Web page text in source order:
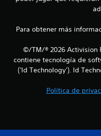
Para obtener más
©/TM/® 2026 Activision
contiene tecnología de
('Id Technology'). Id
Política de